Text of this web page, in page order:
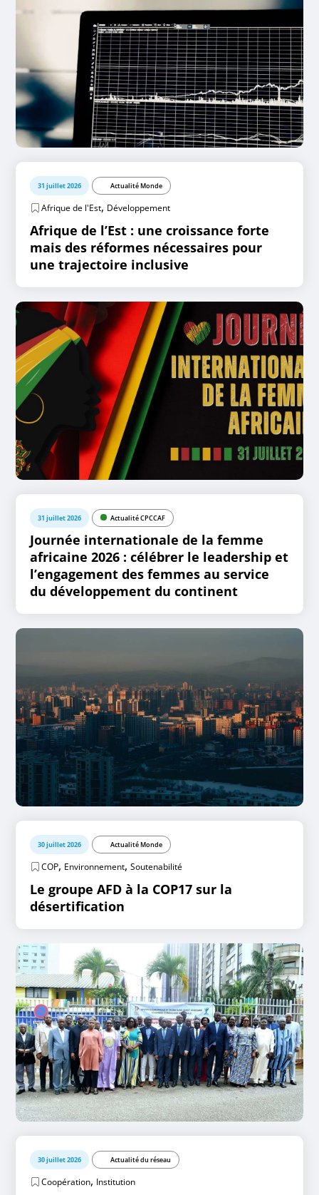
31 juillet 2026 Actualité Monde
Afrique de l'Est, Développement
Afrique de l’Est : une croissance forte
mais des réformes nécessaires pour
une trajectoire inclusive
31 juillet 2026 Actualité CPCCAF
Journée internationale de la femme
africaine 2026 : célébrer le leadership et
l’engagement des femmes au service
du développement du continent
30 juillet 2026 Actualité Monde
COP, Environnement,Soutenabilité
Le groupe AFD à la COP17 sur la
désertification
30 juillet 2026 Actualité du réseau
Coopération, Institution